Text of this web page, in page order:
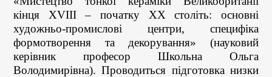
кінця XVIII – початку ХХ століть: основні
художньо-промислові центри, специфіка
формотворення та декорування» (науковий
керівник професор Школьна Ольга
Володимирівна). Проводиться підготовка низки